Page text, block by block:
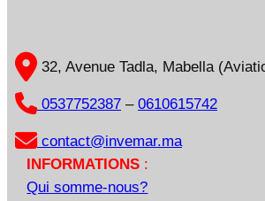
32, Avenue Tadla, Mabella
0537752387– 0610615742
contact@invemar.ma
INFORMATIONS :
Qui somme-nous?